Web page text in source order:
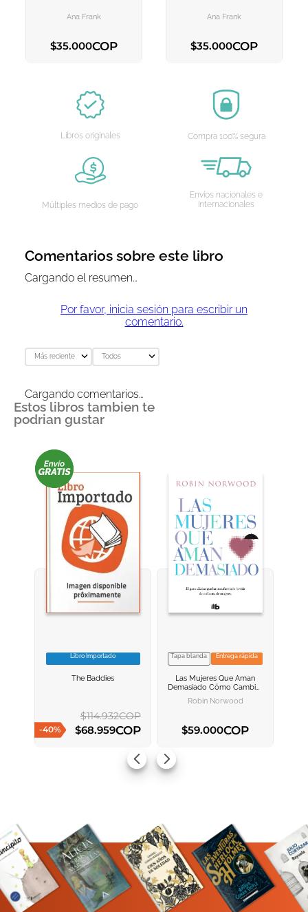
Ana Frank
$35.000COP
Ana Frank
$35.000COP
Libros originales Compra 100% segura
Múltiples medios de pago
Envíos nacionales e
internacionales
Comentarios sobre este libro
Cargando el resumen…
Por favor, inicia sesión para escribir un
comentario.
Más reciente Todos
Cargando comentarios…
Estos libros tambien te
podrian gustar
VER INFORMACION
Libro Importado
The Baddies
-40%
$114.932COP
$68.959COP
VER INFORMACION
AGREGAR AL
Tapa blanda Entrega rápida
Las Mujeres Que Aman
Demasiado Cómo Cambiar
Nuestra Manera De Amar Y
Así Dejar De Sufrir
Robin Norwood
$59.000COP